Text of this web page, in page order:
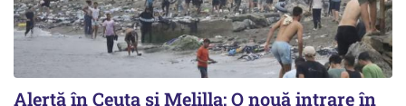
Alertă în Ceuta și Melilla: O nouă intrare în